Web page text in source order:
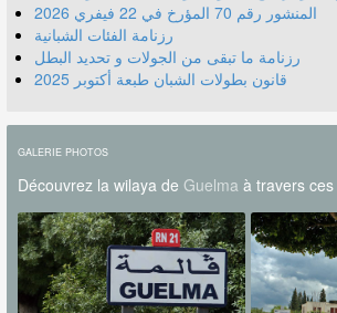
المنشور رقم 70 المؤرخ في 22 فيفري 2026
رزنامة الفئات الشبانية
رزنامة ما تبقى من الجولات و تحديد البطل
قانون بطولات الشبان طبعة أكتوبر 2025
GALERIE PHOTOS
Découvrez la wilaya de Guelmaà travers ces